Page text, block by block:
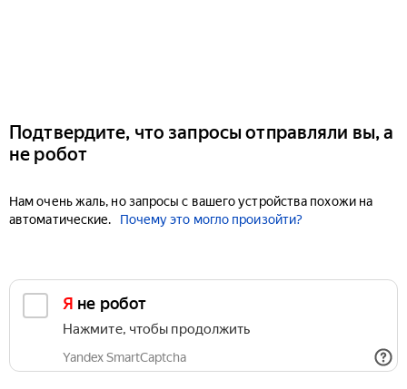
Подтвердите, что запросы отправляли вы, а
не робот
Нам очень жаль, но запросы с вашего устройства похожи на
автоматические.
Почему это могло произойти?
Я не робот
Нажмите, чтобы продолжить
Yandex SmartCaptcha